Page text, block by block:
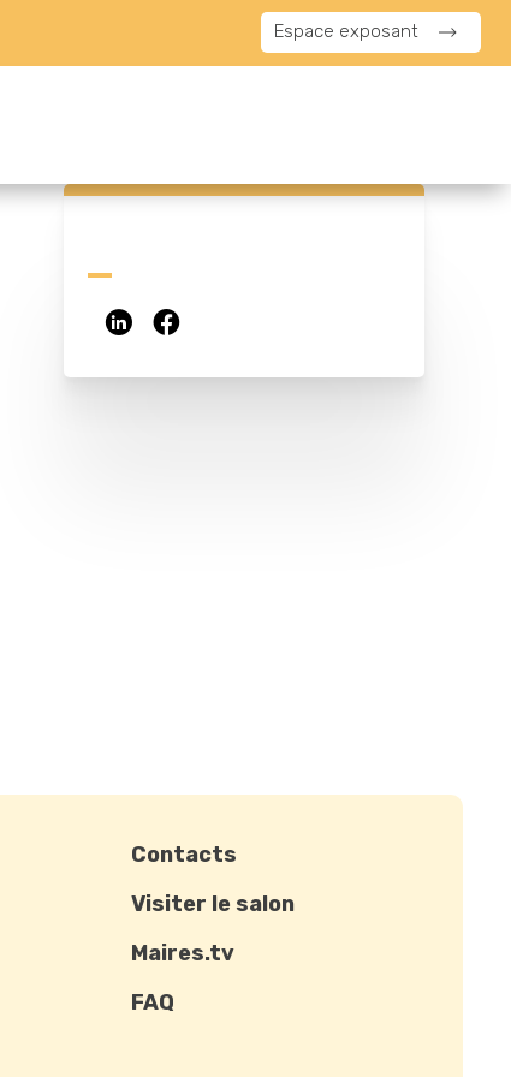
Espace exposant
Contacts
Visiter le salon
Maires.tv
FAQ